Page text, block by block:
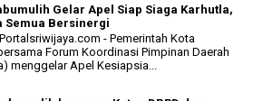
Gelar Apel Siap Siaga Karhutla,
Semua Bersinergi
- Pemerintah Kota
Forum Koordinasi Pimpinan Daerah
menggelar Apel Kesiapsia...